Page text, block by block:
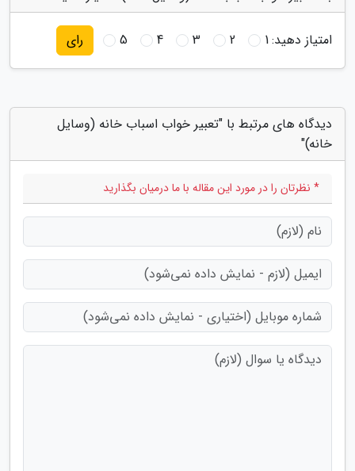
امتیاز دهید:1
2
3
4
5 رای
دیدگاه های مرتبط با "تعبیر خواب اسباب خانه (وسایل
خانه)"
* نظرتان را در مورد این مقاله با ما درمیان بگذارید